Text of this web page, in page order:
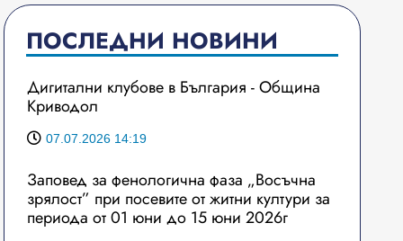
ПОСЛЕДНИ НОВИНИ
Дигитални клубове в България - Община
Криводол
07.07.2026 14:19
Заповед за фенологична фаза „Восъчна
зрялост” при посевите от житни култури за
периода от 01 юни до 15 юни 2026г